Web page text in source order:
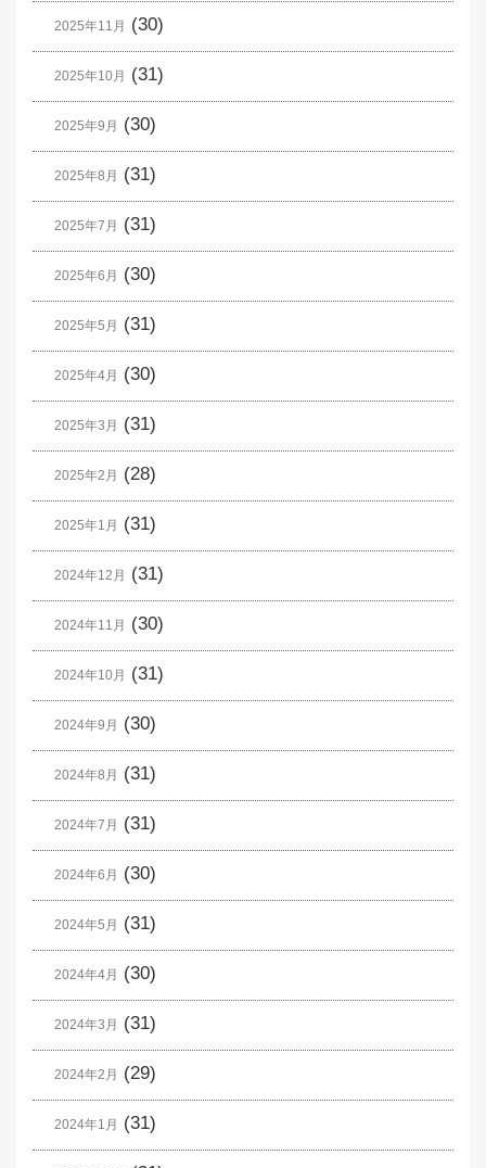
2025年11月 (30)
2025年10月 (31)
2025年9月 (30)
2025年8月 (31)
2025年7月 (31)
2025年6月 (30)
2025年5月 (31)
2025年4月 (30)
2025年3月 (31)
2025年2月 (28)
2025年1月 (31)
2024年12月 (31)
2024年11月 (30)
2024年10月 (31)
2024年9月 (30)
2024年8月 (31)
2024年7月 (31)
2024年6月 (30)
2024年5月 (31)
2024年4月 (30)
2024年3月 (31)
2024年2月 (29)
2024年1月 (31)